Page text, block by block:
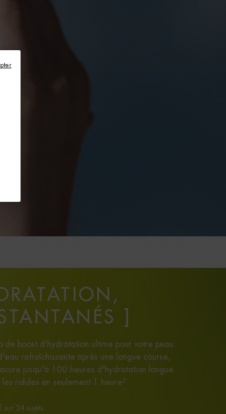
]
de boost d'hydratation ultime pour votre peau
rafraîchissante après une longue course,
jusqu'à 100 heures d'hydratation longue
ridules en seulement 1 heure²
sur 24 sujets.